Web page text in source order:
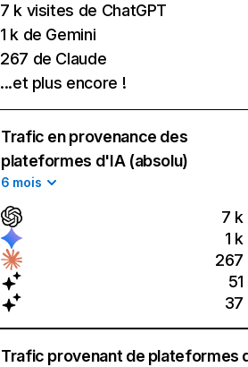
7 k visites de ChatGPT
1 k de Gemini
267 de Claude
...et plus encore !
Trafic en provenance des
plateformes d'IA (absolu)
6 mois
7 k
1 k
267
51
37
Trafic provenant de plateformes